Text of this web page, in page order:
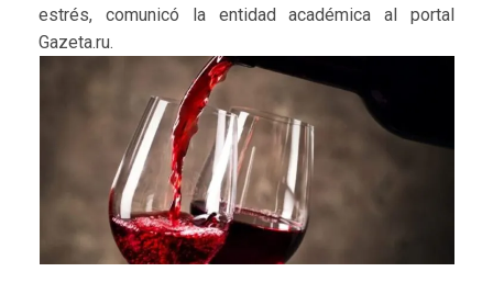
estrés, comunicó la entidad académica al portal
Gazeta.ru.